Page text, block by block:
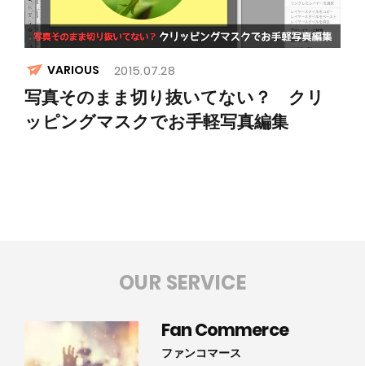
VARIOUS 2015.07.28
写真そのまま切り抜いてない？ クリ
ッピングマスクでお手軽写真編集
OUR SERVICE
Fan Commerce
ファンコマース